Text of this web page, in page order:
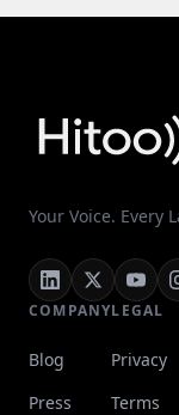
Your Voice. Every
COMPANY
Blog
Press
LEGAL
Privacy
Terms